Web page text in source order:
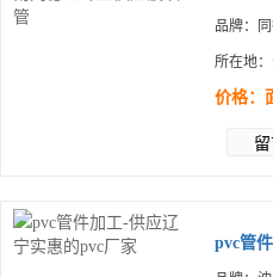
品牌：
所在地
价格：
pvc管